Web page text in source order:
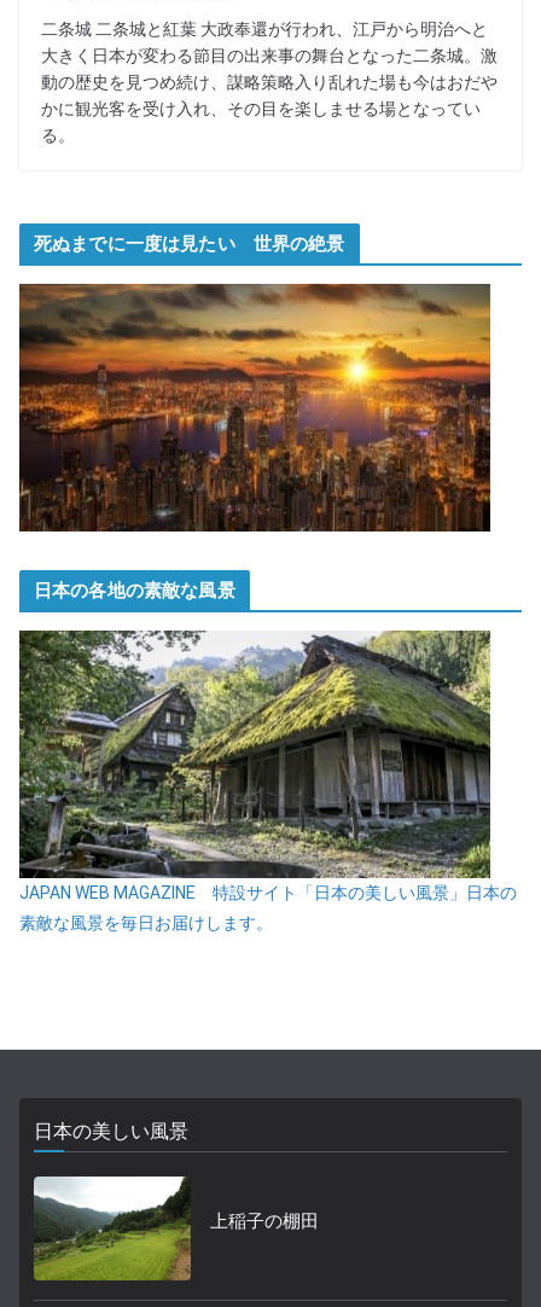
二条城 二条城と紅葉 大政奉還が行われ、江戸から明治へと
大きく日本が変わる節目の出来事の舞台となった二条城。激
動の歴史を見つめ続け、謀略策略入り乱れた場も今はおだや
かに観光客を受け入れ、その目を楽しませる場となってい
る。
死ぬまでに一度は見たい 世界の絶景
日本の各地の素敵な風景
JAPAN WEB MAGAZINE 特設サイト「日本の美しい風景」日本の
素敵な風景を毎日お届けします。
日本の美しい風景
上稲子の棚田